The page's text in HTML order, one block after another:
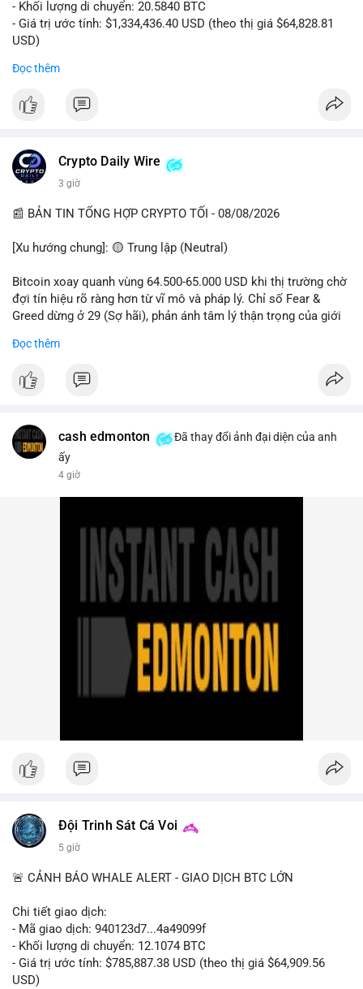
- Khối lượng di chuyển: 20.5840 BTC
- Giá trị ước tính: $1,334,436.40 USD (theo thị giá $64,828.81
USD)
USD được thực hiện vào phiên Á, thời điểm thanh khoản
phân bổ tài sản giữa các ví nóng, hoặc chuẩn bị thanh khoản
cho các lệnh OTC. Dòng tiền không đổ thẳng lên sàn tập trung,
thể dao động nhẹ do theo dõi sát biến động ví lớn.
Lời khuyên: Nhà đầu tư nhỏ lẻ không nên hành động theo cảm
tiếp theo trong 24 giờ để xác nhận xu hướng. Giữ tỷ trọng tiền
mặt hợp lý, tránh đòn bẩy cao trong vùng giá hiện tại.
#theodoivilon
Đọc thêm
Crypto Daily Wire
3 giờ
📰 BẢN TIN TỔNG HỢP CRYPTO TỐI - 08/08/2026
[Xu hướng chung]: 🟡 Trung lập (Neutral)
Bitcoin xoay quanh vùng 64.500-65.000 USD khi thị trường chờ
đợi tín hiệu rõ ràng hơn từ vĩ mô và pháp lý. Chỉ số Fear &
Greed dừng ở 29 (Sợ hãi), phản ánh tâm lý thận trọng của giới
dữ liệu nonfarm payrolls Mỹ thấp hơn dự báo, làm giảm khả
tháng. NEAR giảm 4,1% xuống 1,5910 USD, chịu áp lực bán
mạnh.
tượng. Trump Media hủy thỏa thuận kho dự trữ CRO trị giá
nhiều tỷ USD, khiến CRO giảm mạnh.
- Tổ chức & Công nghệ: Bybit khởi kiện Triều Tiên và Lazarus
Group vụ hack 1,5 tỷ USD, đã nhận lệnh đóng băng tài sản.
Circle mở rộng USDC lên OKX qua X Layer. BitGo IPO thành
công ở mức 18 USD/cổ phiếu, định giá 2 tỷ USD.
Nhà đầu tư nên theo dõi sát dòng tiền cá voi khi xuất hiện
nhiều giao dịch lớn (từ 4 BTC đến 210 BTC) trong ngày, ưu tiên
Xem chi tiết các bài viết đầy đủ tại dòng thời gian của Vlike.vn!
#ofacsanctions
Đọc thêm
cash edmonton
Đã thay đổi ảnh đại diện của anh
ấy
4 giờ
Đội Trinh Sát Cá Voi
5 giờ
🚨 CẢNH BÁO WHALE ALERT - GIAO DỊCH BTC LỚN
Chi tiết giao dịch:
- Mã giao dịch: 940123d7...4a49099f
- Khối lượng di chuyển: 12.1074 BTC
- Giá trị ước tính: $785,887.38 USD (theo thị giá $64,909.56
USD)